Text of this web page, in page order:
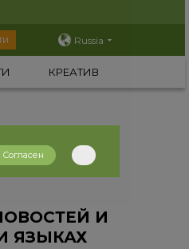
Russia
КРЕАТИВ
И
ЯЗЫКАХ
Согласен